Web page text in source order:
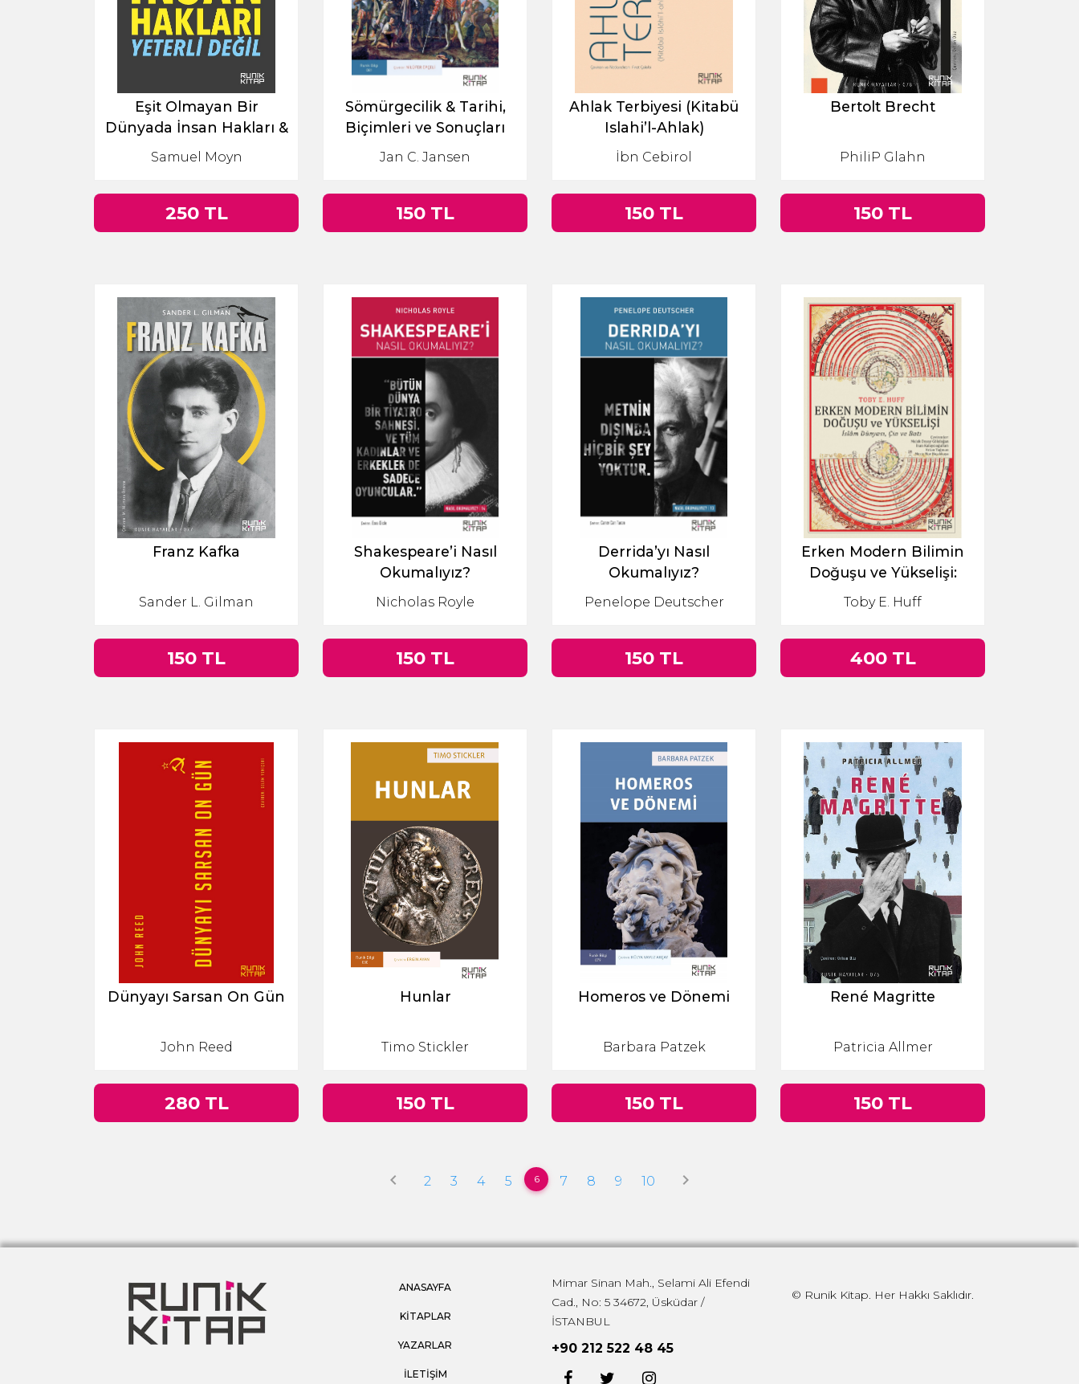
Eşit Olmayan Bir
Dünyada İnsan Hakları &
Yeterli Değil
Samuel Moyn
250 TL
Sömürgecilik & Tarihi,
Biçimleri ve Sonuçları
Jan C. Jansen
150 TL
Ahlak Terbiyesi (Kitabü
Islahi’l-Ahlak)
İbn Cebirol
150 TL
Bertolt Brecht
PhiliP Glahn
150 TL
Franz Kafka
Sander L. Gilman
150 TL
Shakespeare’i Nasıl
Okumalıyız?
Nicholas Royle
150 TL
Derrida’yı Nasıl
Okumalıyız?
Penelope Deutscher
150 TL
Erken Modern Bilimin
Doğuşu ve Yükselişi:
İslam Dünyası, Çin ve Batı
Toby E. Huff
400 TL
Dünyayı Sarsan On Gün
John Reed
280 TL
Hunlar
Timo Stickler
150 TL
Homeros ve Dönemi
Barbara Patzek
150 TL
René Magritte
Patricia Allmer
150 TL
keyboard_arrow_left 2 3 4 5 6 7 8 9 10 keyboard_arrow_right
ANASAYFA
KİTAPLAR
YAZARLAR
İLETİŞİM
Mimar Sinan Mah., Selami Ali Efendi
Cad., No: 5 34672, Üsküdar /
İSTANBUL
+90 212 522 48 45
© Runik Kitap. Her Hakkı Saklıdır.